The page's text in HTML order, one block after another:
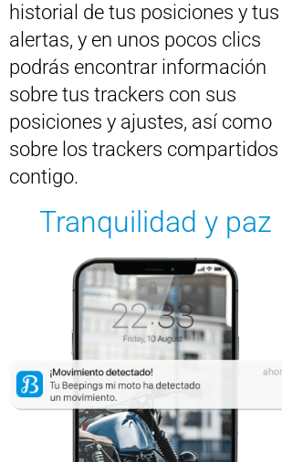
historial de tus posiciones y tus
alertas, y en unos pocos clics
podrás encontrar información
sobre tus trackers con sus
posiciones y ajustes, así como
sobre los trackers compartidos
contigo.
Tranquilidad y paz